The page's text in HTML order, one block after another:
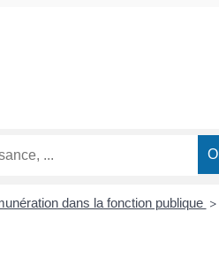
dans la fonction publique >